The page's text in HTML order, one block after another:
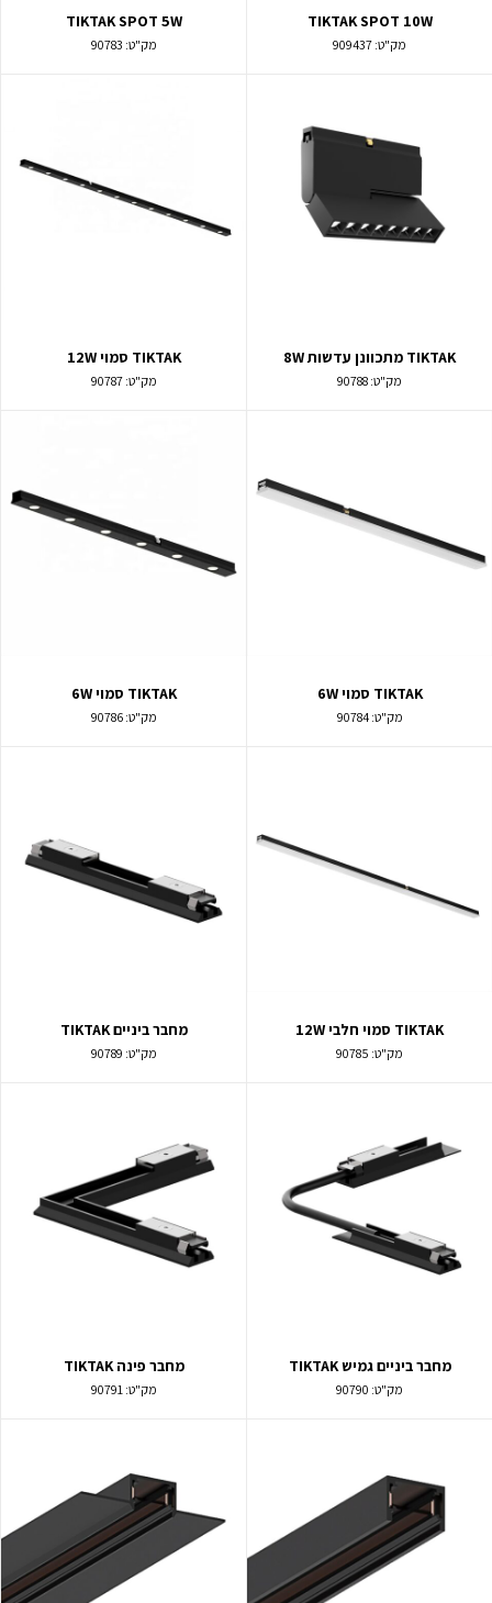
TIKTAK SPOT 10W
מק"ט: 909437
TIKTAK SPOT 5W
מק"ט: 90783
TIKTAK מתכוונן עדשות 8W
מק"ט: 90788
TIKTAK סמוי 12W
מק"ט:90787
TIKTAK סמוי 6W
מק"ט:90784
TIKTAK סמוי 6W
מק"ט:90786
TIKTAK סמוי חלבי 12W
מק"ט: 90785
מחבר ביניים TIKTAK
מק"ט: 90789
מחבר ביניים גמיש TIKTAK
מק"ט: 90790
מחבר פינה TIKTAK
מק"ט:90791